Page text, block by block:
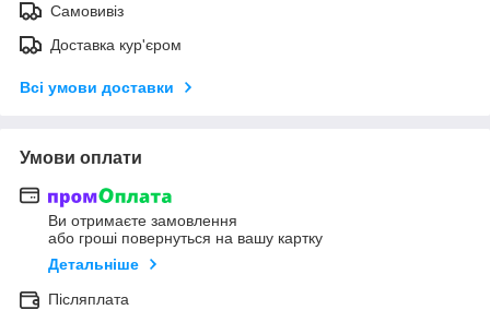
Самовивіз
Доставка кур'єром
Всі умови доставки
Умови оплати
Ви отримаєте замовлення
або гроші повернуться на вашу картку
Детальніше
Післяплата